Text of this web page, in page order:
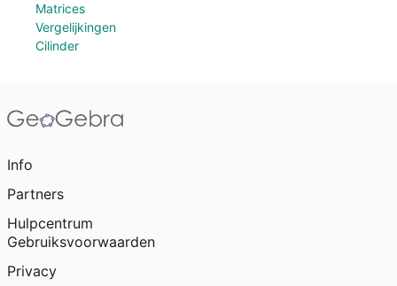
Matrices
Vergelijkingen
Cilinder
Info
Partners
Hulpcentrum
Gebruiksvoorwaarden
Privacy